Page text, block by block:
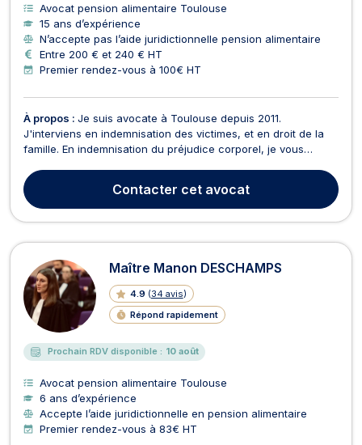
Avocat pension alimentaire Toulouse
15 ans d’expérience
N’accepte pas l’aide juridictionnelle pension alimentaire
Entre 200 € et 240 € HT
Premier rendez-vous à 100€ HT
À propos : Je suis avocate à Toulouse depuis 2011.
J'interviens en indemnisation des victimes, et en droit de la
famille. En indemnisation du préjudice corporel, je vous
(responsabilité personnelle, professionnelle, contractuelle)
ou son assureur dans le cadre de votre demande
d’indemnisa...
Contacter cet avocat
Maître Manon DESCHAMPS
4.9 (34 avis)
Répond rapidement
Prochain RDV disponible : 10 août
Avocat pension alimentaire Toulouse
6 ans d’expérience
Accepte l’aide juridictionnelle en pension alimentaire
Premier rendez-vous à 83€ HT